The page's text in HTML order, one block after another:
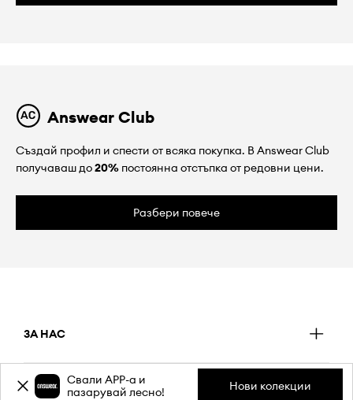
Answear Club
Създай профил и спести от всяка покупка. В Answear Club
получаваш до20% постоянна отстъпка от редовни цени.
Разбери повече
ЗА НАС
ИНФОРМАЦИЯ
Свали APP-a и
пазарувай лесно!
Нови колекции